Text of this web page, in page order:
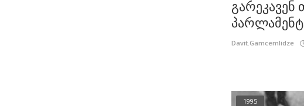
Davit.Gamcemlidze
1995